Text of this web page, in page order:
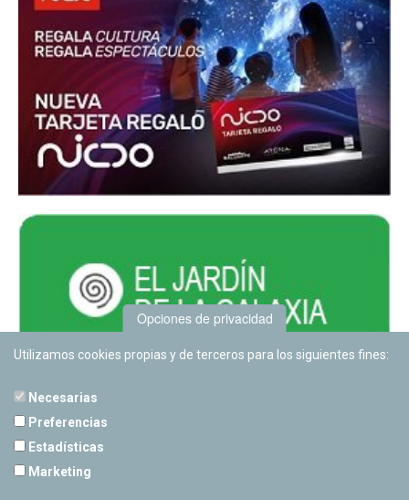
Opciones de privacidad
Utilizamos cookies propias y de terceros para los siguientes fines:
Necesarias
Preferencias
Estadísticas
Marketing